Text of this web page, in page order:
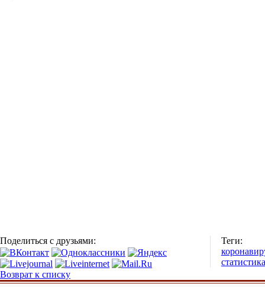
Поделиться с друзьями:
Теги:
статистика
Возврат к списку